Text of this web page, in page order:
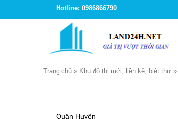
Hotline: 0986866790
Trang chủ » Khu đô thị mới, liền kề, biệt thự »